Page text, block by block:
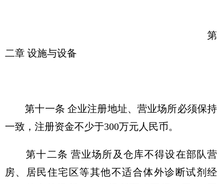
第
二章 设施与设备
第十一条 企业注册地址、营业场所必须保持
一致，注册资金不少于300万元人民币。
第十二条 营业场所及仓库不得设在部队营
房、居民住宅区等其他不适合体外诊断试剂经